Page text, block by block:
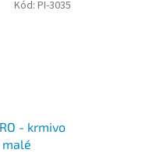
- krmivo
malé
Kód: PI-3035